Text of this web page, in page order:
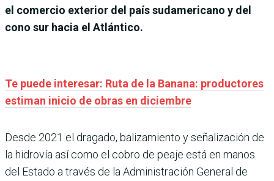
el comercio exterior del país sudamericano y del
cono sur hacia el Atlántico.
Te puede interesar: Ruta de la Banana: productores
estiman inicio de obras en diciembre
Desde 2021 el dragado, balizamiento y señalización de
la hidrovía así como el cobro de peaje está en manos
del Estado a través de la Administración General de